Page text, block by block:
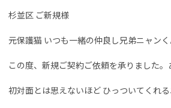
杉並区 ご新規様
元保護猫 いつも一緒の仲良し兄弟ニャン
この度、新規ご契約ご依頼を承りました。
初対面とは思えないほど ひっついてくれ